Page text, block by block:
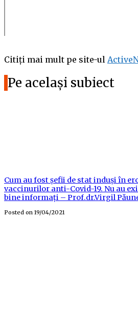
Citiți mai mult pe site-ul
Pe același subiect
Cum au fost șefii de stat induși în
vaccinurilor anti-Covid-19. Nu au
bine informați – Prof.dr.Virgil
Posted on 19/04/2021